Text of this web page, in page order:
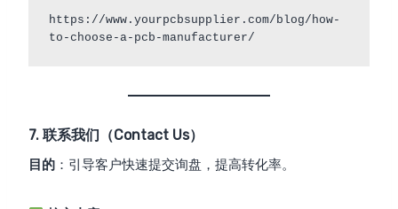
https://www.yourpcbsupplier.com/blog/how-
7. 联系我们（Contact Us）
目的 ：引导客户快速提交询盘，提高转化率。